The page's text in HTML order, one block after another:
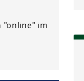
"online" im